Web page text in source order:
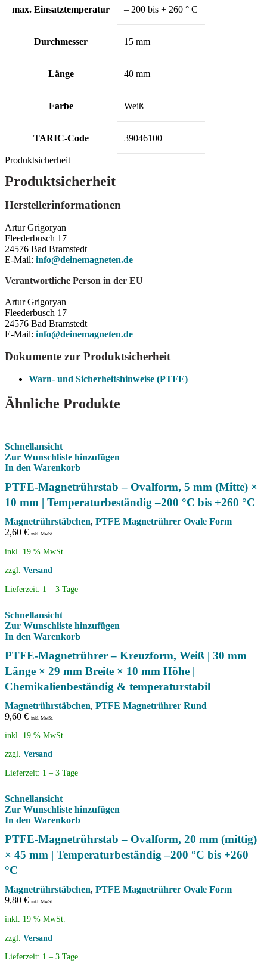
max. Einsatztemperatur – 200 bis + 260 ° C
Durchmesser 15 mm
Länge 40 mm
Farbe Weiß
TARIC-Code 39046100
Produktsicherheit
Produktsicherheit
Herstellerinformationen
Artur Grigoryan
Fleederbusch 17
24576 Bad Bramstedt
E-Mail: info@deinemagneten.de
Verantwortliche Person in der EU
Artur Grigoryan
Fleederbusch 17
24576 Bad Bramstedt
E-Mail: info@deinemagneten.de
Dokumente zur Produktsicherheit
Warn- und Sicherheitshinweise (PTFE)
Ähnliche Produkte
Schnellansicht
Zur Wunschliste hinzufügen
In den Warenkorb
PTFE-Magnetrührstab – Ovalform, 5 mm (Mitte) ×
10 mm | Temperaturbeständig –200 °C bis +260 °C
Magnetrührstäbchen, PTFE Magnetrührer Ovale Form
2,60 € inkl. MwSt.
inkl. 19 % MwSt.
zzgl. Versand
Lieferzeit: 1 – 3 Tage
Schnellansicht
Zur Wunschliste hinzufügen
In den Warenkorb
PTFE-Magnetrührer – Kreuzform, Weiß | 30 mm
Länge × 29 mm Breite × 10 mm Höhe |
Chemikalienbeständig & temperaturstabil
Magnetrührstäbchen, PTFE Magnetrührer Rund
9,60 € inkl. MwSt.
inkl. 19 % MwSt.
zzgl. Versand
Lieferzeit: 1 – 3 Tage
Schnellansicht
Zur Wunschliste hinzufügen
In den Warenkorb
PTFE-Magnetrührstab – Ovalform, 20 mm (mittig)
× 45 mm | Temperaturbeständig –200 °C bis +260
°C
Magnetrührstäbchen, PTFE Magnetrührer Ovale Form
9,80 € inkl. MwSt.
inkl. 19 % MwSt.
zzgl. Versand
Lieferzeit: 1 – 3 Tage